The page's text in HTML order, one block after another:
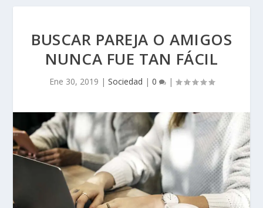
BUSCAR PAREJA O AMIGOS
NUNCA FUE TAN FÁCIL
Ene 30, 2019 | Sociedad | 0 |